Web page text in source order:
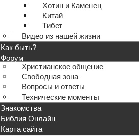
Хотин и Каменец
Китай
Тибет
Видео из нашей жизни
Как быть?
Форум
Христианское общение
Свободная зона
Вопросы и ответы
Технические моменты
Знакомства
Библия Онлайн
Карта сайта